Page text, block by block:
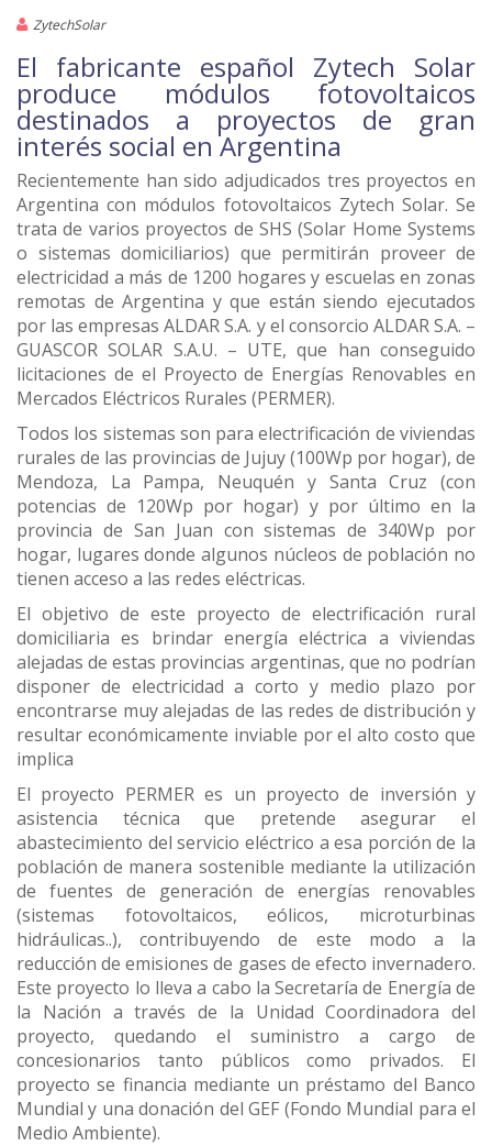
ZytechSolar
El fabricante español Zytech Solar
produce módulos fotovoltaicos
destinados a proyectos de gran
interés social en Argentina
Recientemente han sido adjudicados tres proyectos en
Argentina con módulos fotovoltaicos Zytech Solar. Se
trata de varios proyectos de SHS (Solar Home Systems
o sistemas domiciliarios) que permitirán proveer de
electricidad a más de 1200 hogares y escuelas en zonas
remotas de Argentina y que están siendo ejecutados
por las empresas ALDAR S.A. y el consorcio ALDAR S.A. –
GUASCOR SOLAR S.A.U. – UTE, que han conseguido
licitaciones de el Proyecto de Energías Renovables en
Mercados Eléctricos Rurales (PERMER).
Todos los sistemas son para electrificación de viviendas
rurales de las provincias de Jujuy (100Wp por hogar), de
Mendoza, La Pampa, Neuquén y Santa Cruz (con
potencias de 120Wp por hogar) y por último en la
provincia de San Juan con sistemas de 340Wp por
hogar, lugares donde algunos núcleos de población no
tienen acceso a las redes eléctricas.
El objetivo de este proyecto de electrificación rural
domiciliaria es brindar energía eléctrica a viviendas
alejadas de estas provincias argentinas, que no podrían
disponer de electricidad a corto y medio plazo por
encontrarse muy alejadas de las redes de distribución y
resultar económicamente inviable por el alto costo que
implica
El proyecto PERMER es un proyecto de inversión y
asistencia técnica que pretende asegurar el
abastecimiento del servicio eléctrico a esa porción de la
población de manera sostenible mediante la utilización
de fuentes de generación de energías renovables
(sistemas fotovoltaicos, eólicos, microturbinas
hidráulicas..), contribuyendo de este modo a la
reducción de emisiones de gases de efecto invernadero.
Este proyecto lo lleva a cabo la Secretaría de Energía de
la Nación a través de la Unidad Coordinadora del
proyecto, quedando el suministro a cargo de
concesionarios tanto públicos como privados. El
proyecto se financia mediante un préstamo del Banco
Mundial y una donación del GEF (Fondo Mundial para el
Medio Ambiente).